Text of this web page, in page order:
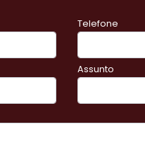
Telefone
Assunto